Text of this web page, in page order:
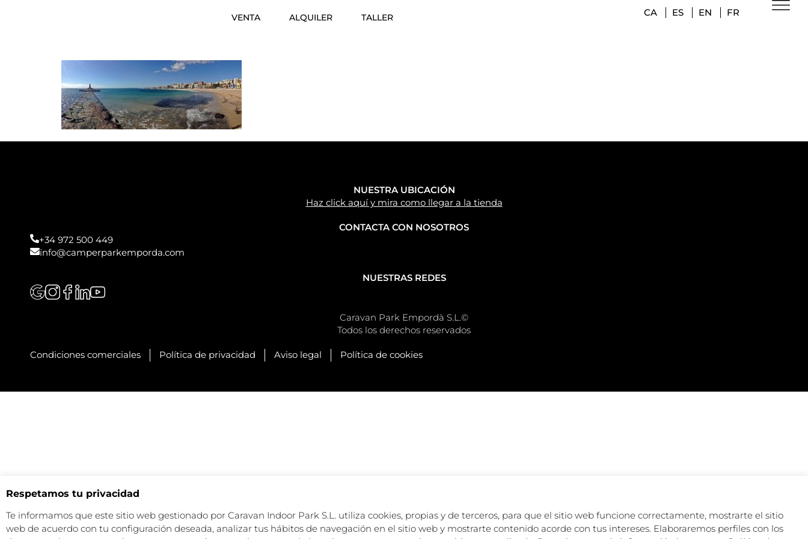
VENTA ALQUILER TALLER CA ES EN FR
NUESTRA UBICACIÓN
Haz click aquí y mira como llegar a la tienda
CONTACTA CON NOSOTROS
+34 972 500 449
info@camperparkemporda.com
NUESTRAS REDES
Caravan Park Empordà S.L.©
Todos los derechos reservados
Condiciones comerciales Política de privacidad Aviso legal Política de cookies
Respetamos tu privacidad
Te informamos que este sitio web gestionado por Caravan Indoor Park S.L. utiliza cookies, propias y de terceros, para que el sitio web funcione correctamente, mostrarte el sitio
web de acuerdo con tu configuración deseada, analizar tus hábitos de navegación en el sitio web y mostrarte contenido acorde con tus intereses. Elaboraremos perfiles con los